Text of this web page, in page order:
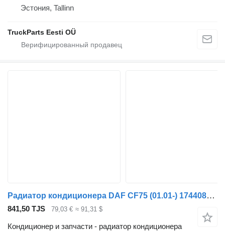
Эстония, Tallinn
TruckParts Eesti OÜ
Радиатор кондиционера DAF CF75 (01.01-) 1744087 для тягача DAF LF45, LF55, LF180, CF65, CF75, CF85 (2001-)
841,50 TJS 79,03 € ≈ 91,31 $
Кондиционер и запчасти - радиатор кондиционера